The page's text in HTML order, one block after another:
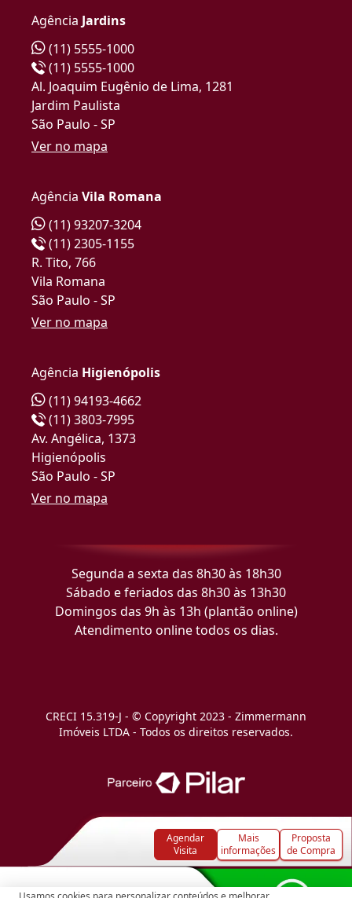
Agendar
Visita
Mais
informações
Proposta
de Compra
Agência Jardins
(11) 5555-1000
(11) 5555-1000
Al. Joaquim Eugênio de Lima, 1281
Jardim Paulista
São Paulo - SP
Ver no mapa
Agência Vila Romana
(11) 93207-3204
(11) 2305-1155
R. Tito, 766
Vila Romana
São Paulo - SP
Ver no mapa
Agência Higienópolis
(11) 94193-4662
(11) 3803-7995
Av. Angélica, 1373
Higienópolis
São Paulo - SP
Ver no mapa
Segunda a sexta das 8h30 às 18h30
Sábado e feriados das 8h30 às 13h30
Domingos das 9h às 13h (plantão online)
Atendimento online todos os dias.
CRECI 15.319-J - © Copyright 2023 - Zimmermann
Imóveis LTDA - Todos os direitos reservados.